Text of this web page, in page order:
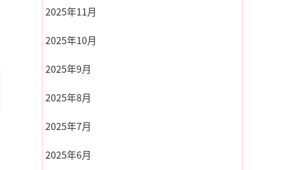
2025年11月
2025年10月
2025年9月
2025年8月
2025年7月
2025年6月